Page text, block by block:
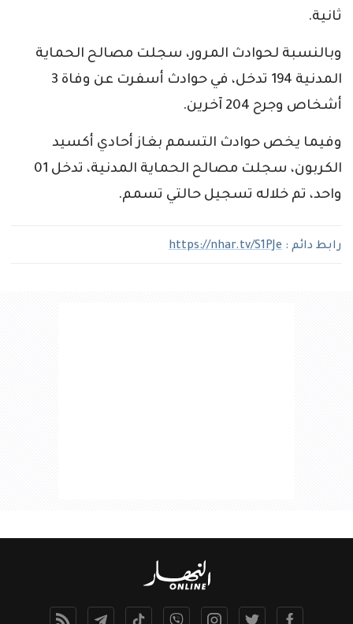
ثانية.
وبالنسبة لحوادث المرور، سجلت مصالح الحماية
المدنية 194 تدخل، في حوادث أسفرت عن وفاة 3
أشخاص وجرح 204 آخرين.
وفيما يخص حوادث التسمم بغاز أحادي أكسيد
الكربون، سجلت مصالح الحماية المدنية، تدخل 01
واحد، تم خلاله تسجيل حالتي تسمم.
رابط دائم : https://nhar.tv/S1PJe